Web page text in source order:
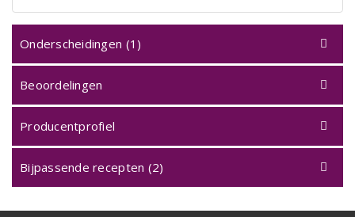
Onderscheidingen (1)
Beoordelingen
Producentprofiel
Bijpassende recepten (2)